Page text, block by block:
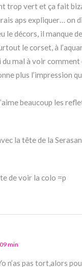
trop vert et ça fait
aps expliquer… on
le décors, il manque
le corset, à
mal à voir
plus l’impression
beaucoup les
la tête de la
de voir la colo =p
min
n’as pas tort,alors